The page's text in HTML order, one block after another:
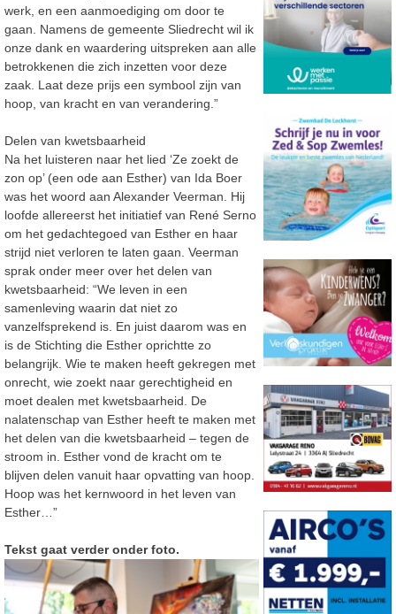
werk, en een aanmoediging om door te
gaan. Namens de gemeente Sliedrecht wil ik
onze dank en waardering uitspreken aan alle
betrokkenen die zich inzetten voor deze
zaak. Laat deze prijs een symbool zijn van
hoop, van kracht en van verandering.”
Delen van kwetsbaarheid
Na het luisteren naar het lied ‘Ze zoekt de
zon op’ (een ode aan Esther) van Ida Boer
was het woord aan Alexander Veerman. Hij
loofde allereerst het initiatief van René Serno
om het gedachtegoed van Esther en haar
strijd niet verloren te laten gaan. Veerman
sprak onder meer over het delen van
kwetsbaarheid: “We leven in een
samenleving waarin dat niet zo
vanzelfsprekend is. En juist daarom was en
is de Stichting die Esther oprichtte zo
belangrijk. Wie te maken heeft gekregen met
onrecht, wie zoekt naar gerechtigheid en
moet dealen met kwetsbaarheid. De
nalatenschap van Esther heeft te maken met
het delen van die kwetsbaarheid – tegen de
stroom in. Esther vond de kracht om te
blijven delen vanuit haar opvatting van hoop.
Hoop was het kernwoord in het leven van
Esther…”
Tekst gaat verder onder foto.